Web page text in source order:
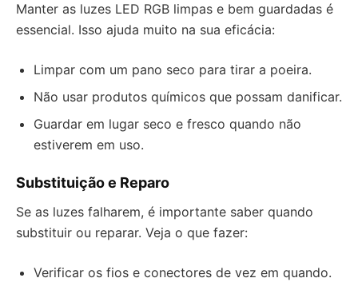
Manter as luzes LED RGB limpas e bem guardadas é
essencial. Isso ajuda muito na sua eficácia:
Limpar com um pano seco para tirar a poeira.
Não usar produtos químicos que possam danificar.
Guardar em lugar seco e fresco quando não
estiverem em uso.
Substituição e Reparo
Se as luzes falharem, é importante saber quando
substituir ou reparar. Veja o que fazer:
Verificar os fios e conectores de vez em quando.